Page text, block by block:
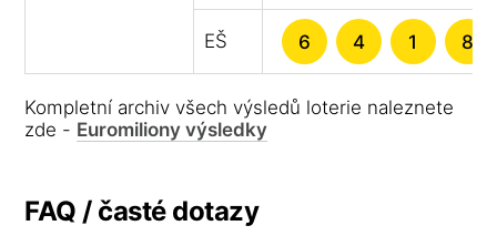
EŠ 6 4 1 8
Kompletní archiv všech výsledů loterie naleznete
zde - Euromiliony výsledky
FAQ / časté dotazy